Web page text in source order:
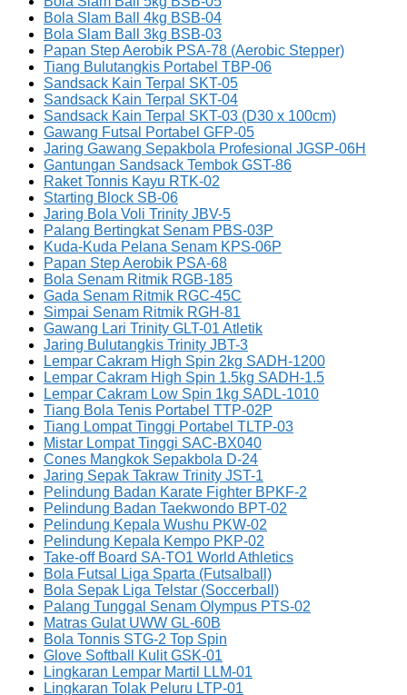
Bola Slam Ball 4kg BSB-04
Bola Slam Ball 3kg BSB-03
Papan Step Aerobik PSA-78 (Aerobic Stepper)
Tiang Bulutangkis Portabel TBP-06
Sandsack Kain Terpal SKT-05
Sandsack Kain Terpal SKT-04
Sandsack Kain Terpal SKT-03 (D30 x 100cm)
Gawang Futsal Portabel GFP-05
Jaring Gawang Sepakbola Profesional JGSP-06H
Gantungan Sandsack Tembok GST-86
Raket Tonnis Kayu RTK-02
Starting Block SB-06
Jaring Bola Voli Trinity JBV-5
Palang Bertingkat Senam PBS-03P
Kuda-Kuda Pelana Senam KPS-06P
Papan Step Aerobik PSA-68
Bola Senam Ritmik RGB-185
Gada Senam Ritmik RGC-45C
Simpai Senam Ritmik RGH-81
Gawang Lari Trinity GLT-01 Atletik
Jaring Bulutangkis Trinity JBT-3
Lempar Cakram High Spin 2kg SADH-1200
Lempar Cakram High Spin 1.5kg SADH-1.5
Lempar Cakram Low Spin 1kg SADL-1010
Tiang Bola Tenis Portabel TTP-02P
Tiang Lompat Tinggi Portabel TLTP-03
Mistar Lompat Tinggi SAC-BX040
Cones Mangkok Sepakbola D-24
Jaring Sepak Takraw Trinity JST-1
Pelindung Badan Karate Fighter BPKF-2
Pelindung Badan Taekwondo BPT-02
Pelindung Kepala Wushu PKW-02
Pelindung Kepala Kempo PKP-02
Take-off Board SA-TO1 World Athletics
Bola Futsal Liga Sparta (Futsalball)
Bola Sepak Liga Telstar (Soccerball)
Palang Tunggal Senam Olympus PTS-02
Matras Gulat UWW GL-60B
Bola Tonnis STG-2 Top Spin
Glove Softball Kulit GSK-01
Lingkaran Lempar Martil LLM-01
Lingkaran Tolak Peluru LTP-01